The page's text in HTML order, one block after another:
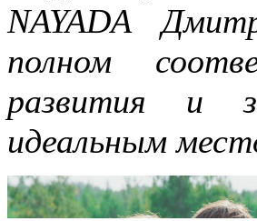
NAYADA
полном
развития и
идеальным